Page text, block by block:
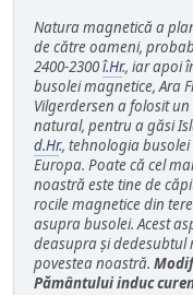
Natura magnetică a
de către oameni,
2400-2300î.Hr., iar apoi
busolei magnetice, Ara
Vilgerdersen a folosit
natural, pentru a găsi
d.Hr., tehnologia
Europa. Poate că cel
noastră este tine de
rocile magnetice din
asupra busolei. Acest
deasupra și dedesubtul
povestea noastră.
Pământului induc